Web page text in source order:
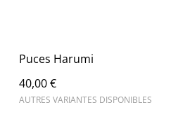
Puces Harumi
40,00 €
AUTRES VARIANTES DISPONIBLES